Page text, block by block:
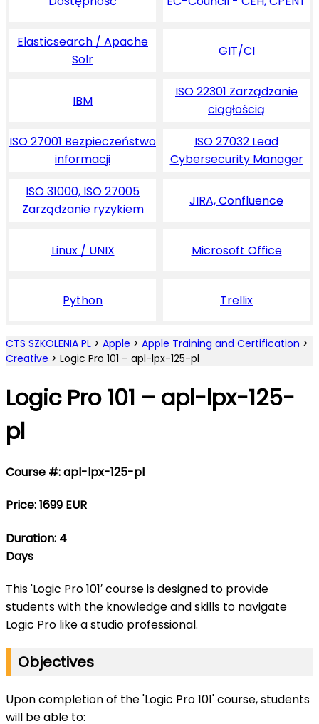
Elasticsearch / Apache
Solr
GIT/CI
IBM
ISO 22301 Zarządzanie
ciągłością
ISO 27001 Bezpieczeństwo
informacji
ISO 27032 Lead
Cybersecurity Manager
ISO 31000, ISO 27005
Zarządzanie ryzykiem
JIRA, Confluence
Linux / UNIX Microsoft Office
Python Trellix
CTS SZKOLENIA PL > Apple > Apple Training and Certification >
Creative > Logic Pro 101 – apl-lpx-125-pl
Logic Pro 101 – apl-lpx-125-
pl
Course #: apl-lpx-125-pl
Price: 1699 EUR
Duration: 4
Days
This 'Logic Pro 101′ course is designed to provide
students with the knowledge and skills to navigate
Logic Pro like a studio professional.
Objectives
Upon completion of the 'Logic Pro 101' course, students
will be able to: